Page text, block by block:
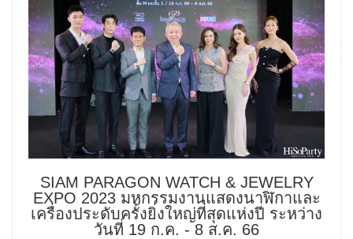
SIAM PARAGON WATCH & JEWELRY
EXPO 2023 มหกรรมงานแสดงนาฬิกาและ
เครื่องประดับครั้งยิ่งใหญ่ที่สุดแห่งปี ระหว่าง
วันที่ 19 ก.ค. - 8 ส.ค. 66